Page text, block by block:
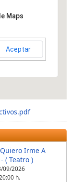
Maps
Aceptar
Irme A
( Teatro )
09/2026
h.